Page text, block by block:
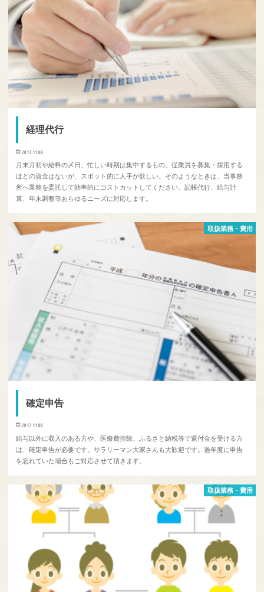
経理代行
2017.11.08
月末月初や給料の〆日、忙しい時期は集中するもの。従業員を募集・採用する
ほどの資金はないが、スポット的に人手が欲しい。そのようなときは、当事務
所へ業務を委託して効率的にコストカットしてください。記帳代行、給与計
算、年末調整等あらゆるニーズに対応します。
取扱業務・費用
確定申告
2017.11.08
給与以外に収入のある方や、医療費控除、ふるさと納税等で還付金を受ける方
は、確定申告が必要です。サラリーマン大家さんも大歓迎です。過年度に申告
を忘れていた場合もご対応させて頂きます。
取扱業務・費用